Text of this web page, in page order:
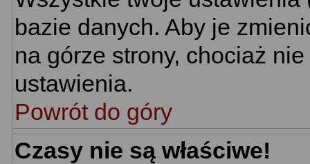
bazie danych. Aby je
na górze strony, chociaż
ustawienia.
Powrót do góry
Czasy nie są właściwe!